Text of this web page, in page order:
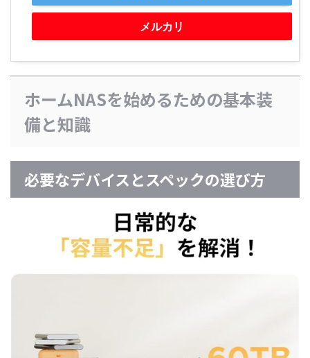
メルカリ
ホームNASを始めるための基本装
備と知識
必要なデバイスとスペックの選び方